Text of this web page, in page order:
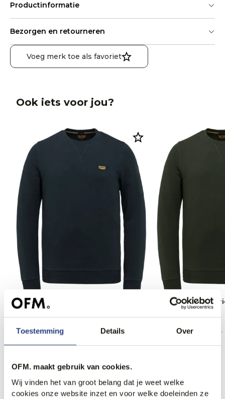
Toestemming Details Over
OFM. maakt gebruik van cookies.
Wij vinden het van groot belang dat je weet welke
cookies onze website inzet en voor welke doeleinden ze
Productinformatie
Bezorgen en retourneren
Voeg merk toe als favoriet
Ook iets voor jou?
PME Legend American Classic
Sweater
PME Legend
Sweater
Anderen bekeken ook